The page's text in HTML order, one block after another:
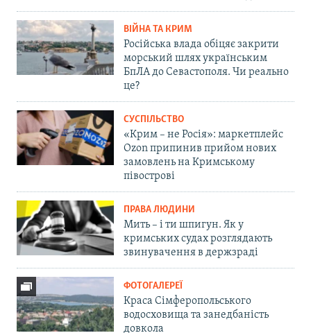
ВІЙНА ТА КРИМ
Російська влада обіцяє закрити
морський шлях українським
БпЛА до Севастополя. Чи реально
це?
СУСПІЛЬСТВО
«Крим – не Росія»: маркетплейс
Ozon припинив прийом нових
замовлень на Кримському
півострові
ПРАВА ЛЮДИНИ
Мить – і ти шпигун. Як у
кримських судах розглядають
звинувачення в держзраді
ФОТОГАЛЕРЕЇ
Краса Сімферопольського
водосховища та занедбаність
довкола